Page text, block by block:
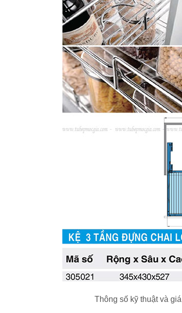
Thông số kỹ thuật và giá